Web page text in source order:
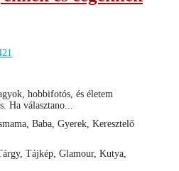
hobbifotós, és életem
Ha választano...
Baba, Gyerek, Keresztelő
Tájkép, Glamour, Kutya,